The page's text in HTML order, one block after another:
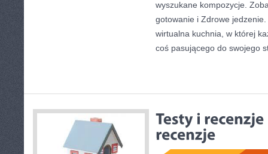
wyszukane kompozycje.
gotowanie i Zdrowe
wirtualna kuchnia, w której
coś pasującego do swojego